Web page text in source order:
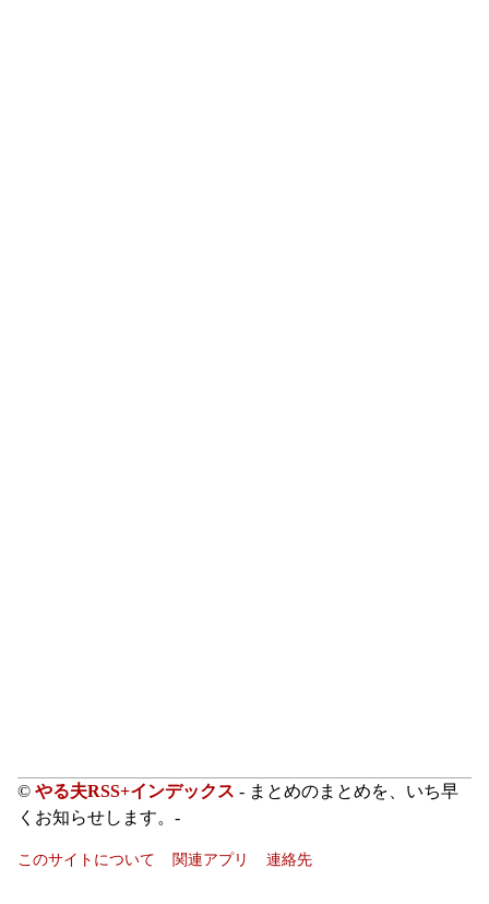
© やる夫RSS+インデックス - まとめのまとめを、いち早
くお知らせします。-
このサイトについて 関連アプリ 連絡先